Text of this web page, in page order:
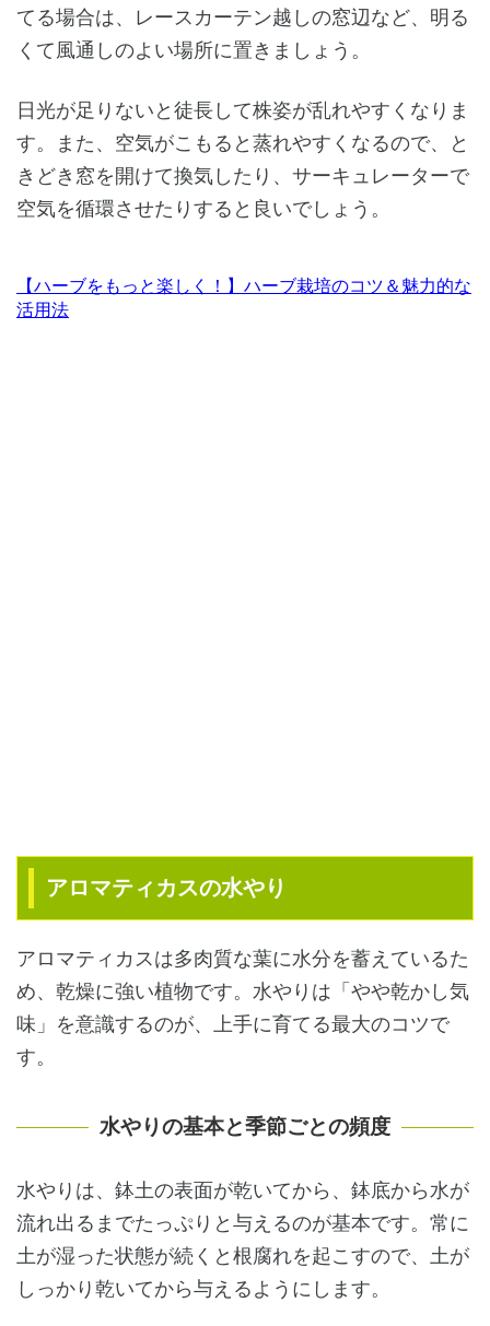
てる場合は、レースカーテン越しの窓辺など、明る
くて風通しのよい場所に置きましょう。
日光が足りないと徒長して株姿が乱れやすくなりま
す。また、空気がこもると蒸れやすくなるので、と
きどき窓を開けて換気したり、サーキュレーターで
空気を循環させたりすると良いでしょう。
【ハーブをもっと楽しく！】ハーブ栽培のコツ＆魅力的な
活用法
アロマティカスの水やり
アロマティカスは多肉質な葉に水分を蓄えているた
め、乾燥に強い植物です。水やりは「やや乾かし気
味」を意識するのが、上手に育てる最大のコツで
す。
水やりの基本と季節ごとの頻度
水やりは、鉢土の表面が乾いてから、鉢底から水が
流れ出るまでたっぷりと与えるのが基本です。常に
土が湿った状態が続くと根腐れを起こすので、土が
しっかり乾いてから与えるようにします。